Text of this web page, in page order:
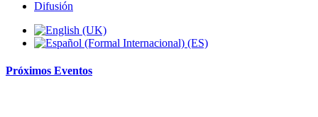
Difusión
Próximos Eventos